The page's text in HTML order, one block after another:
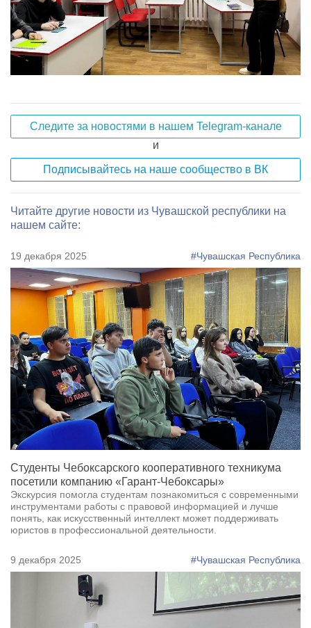
Следите за новостями в нашем Telegram-канале
и
Подписывайтесь на наше сообщество в ВК
Читайте другие новости из Чувашской республики на
нашем сайте:
19 декабря 2025 #Чувашская Республика
Студенты Чебоксарского кооперативного техникума
посетили компанию «Гарант-Чебоксары»
Экскурсия помогла студентам познакомиться с современными
инструментами работы с правовой информацией и лучше
понять, как искусственный интеллект может поддерживать
юристов в профессиональной деятельности.
9 декабря 2025 #Чувашская Республика